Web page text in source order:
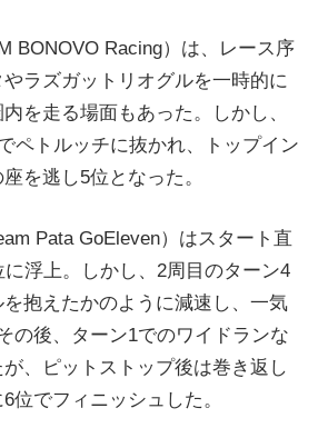
BONOVO Racing）は、レース序
ラズガットリオグルを一時的に
を走る場面もあった。しかし、
ペトルッチに抜かれ、トップイン
を逃し5位となった。
Pata GoEleven）はスタート直
浮上。しかし、2周目のターン4
抱えたかのように減速し、一気
の後、ターン1でのワイドランな
、ピットストップ後は巻き返し
位でフィニッシュした。